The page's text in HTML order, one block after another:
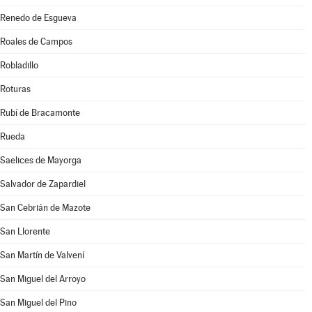
Renedo de Esgueva
Roales de Campos
Robladillo
Roturas
Rubí de Bracamonte
Rueda
Saelices de Mayorga
Salvador de Zapardiel
San Cebrián de Mazote
San Llorente
San Martín de Valvení
San Miguel del Arroyo
San Miguel del Pino